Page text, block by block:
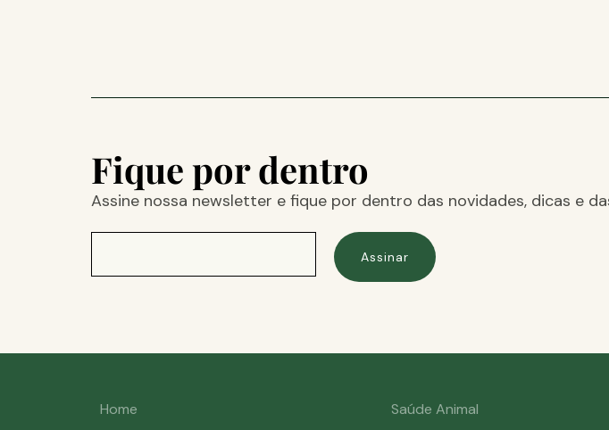
Fique por dentro
Assine nossa newsletter e fique por dentro das novidades, dicas e
Assinar
Home
Saúde Animal